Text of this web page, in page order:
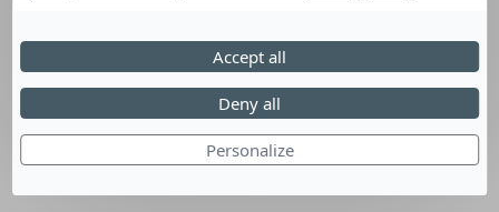
Personalize
Deny all
Accept all